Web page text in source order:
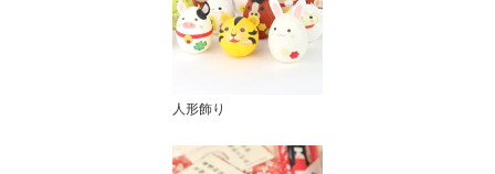
人形飾り